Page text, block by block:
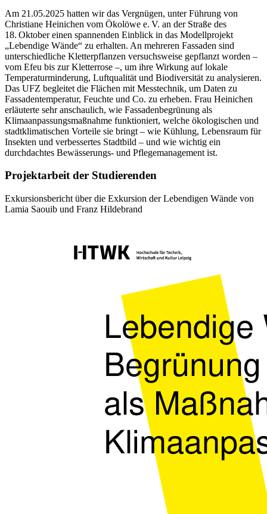
Am 21.05.2025 hatten wir das Vergnügen, unter Führung von
Christiane Heinichen vom Ökolöwe e. V. an der Straße des
18. Oktober einen spannenden Einblick in das Modellprojekt
„Lebendige Wände“ zu erhalten. An mehreren Fassaden sind
unterschiedliche Kletterpflanzen versuchsweise gepflanzt worden –
vom Efeu bis zur Kletterrose –, um ihre Wirkung auf lokale
Temperaturminderung, Luftqualität und Biodiversität zu analysieren.
Das UFZ begleitet die Flächen mit Messtechnik, um Daten zu
Fassadentemperatur, Feuchte und Co. zu erheben. Frau Heinichen
erläuterte sehr anschaulich, wie Fassadenbegrünung als
Klimaanpassungsmaßnahme funktioniert, welche ökologischen und
stadtklimatischen Vorteile sie bringt – wie Kühlung, Lebensraum für
Insekten und verbessertes Stadtbild – und wie wichtig ein
durchdachtes Bewässerungs- und Pflegemanagement ist.
Projektarbeit der Studierenden
Exkursionsbericht über die Exkursion der Lebendigen Wände von
Lamia Saouib und Franz Hildebrand